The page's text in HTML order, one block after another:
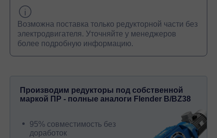
Возможна поставка только редукторной части без
электродвигателя. Уточняйте у менеджеров
более подробную информацию.
Производим редукторы под собственной
маркой ПР - полные аналоги Flender B/BZ38
95% совместимость без
доработок